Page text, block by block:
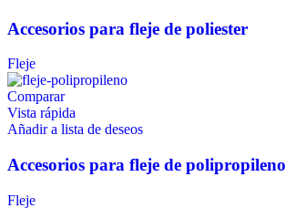
Accesorios para fleje de poliester
Fleje
Comparar
Vista rápida
Añadir a lista de deseos
Accesorios para fleje de polipropileno
Fleje